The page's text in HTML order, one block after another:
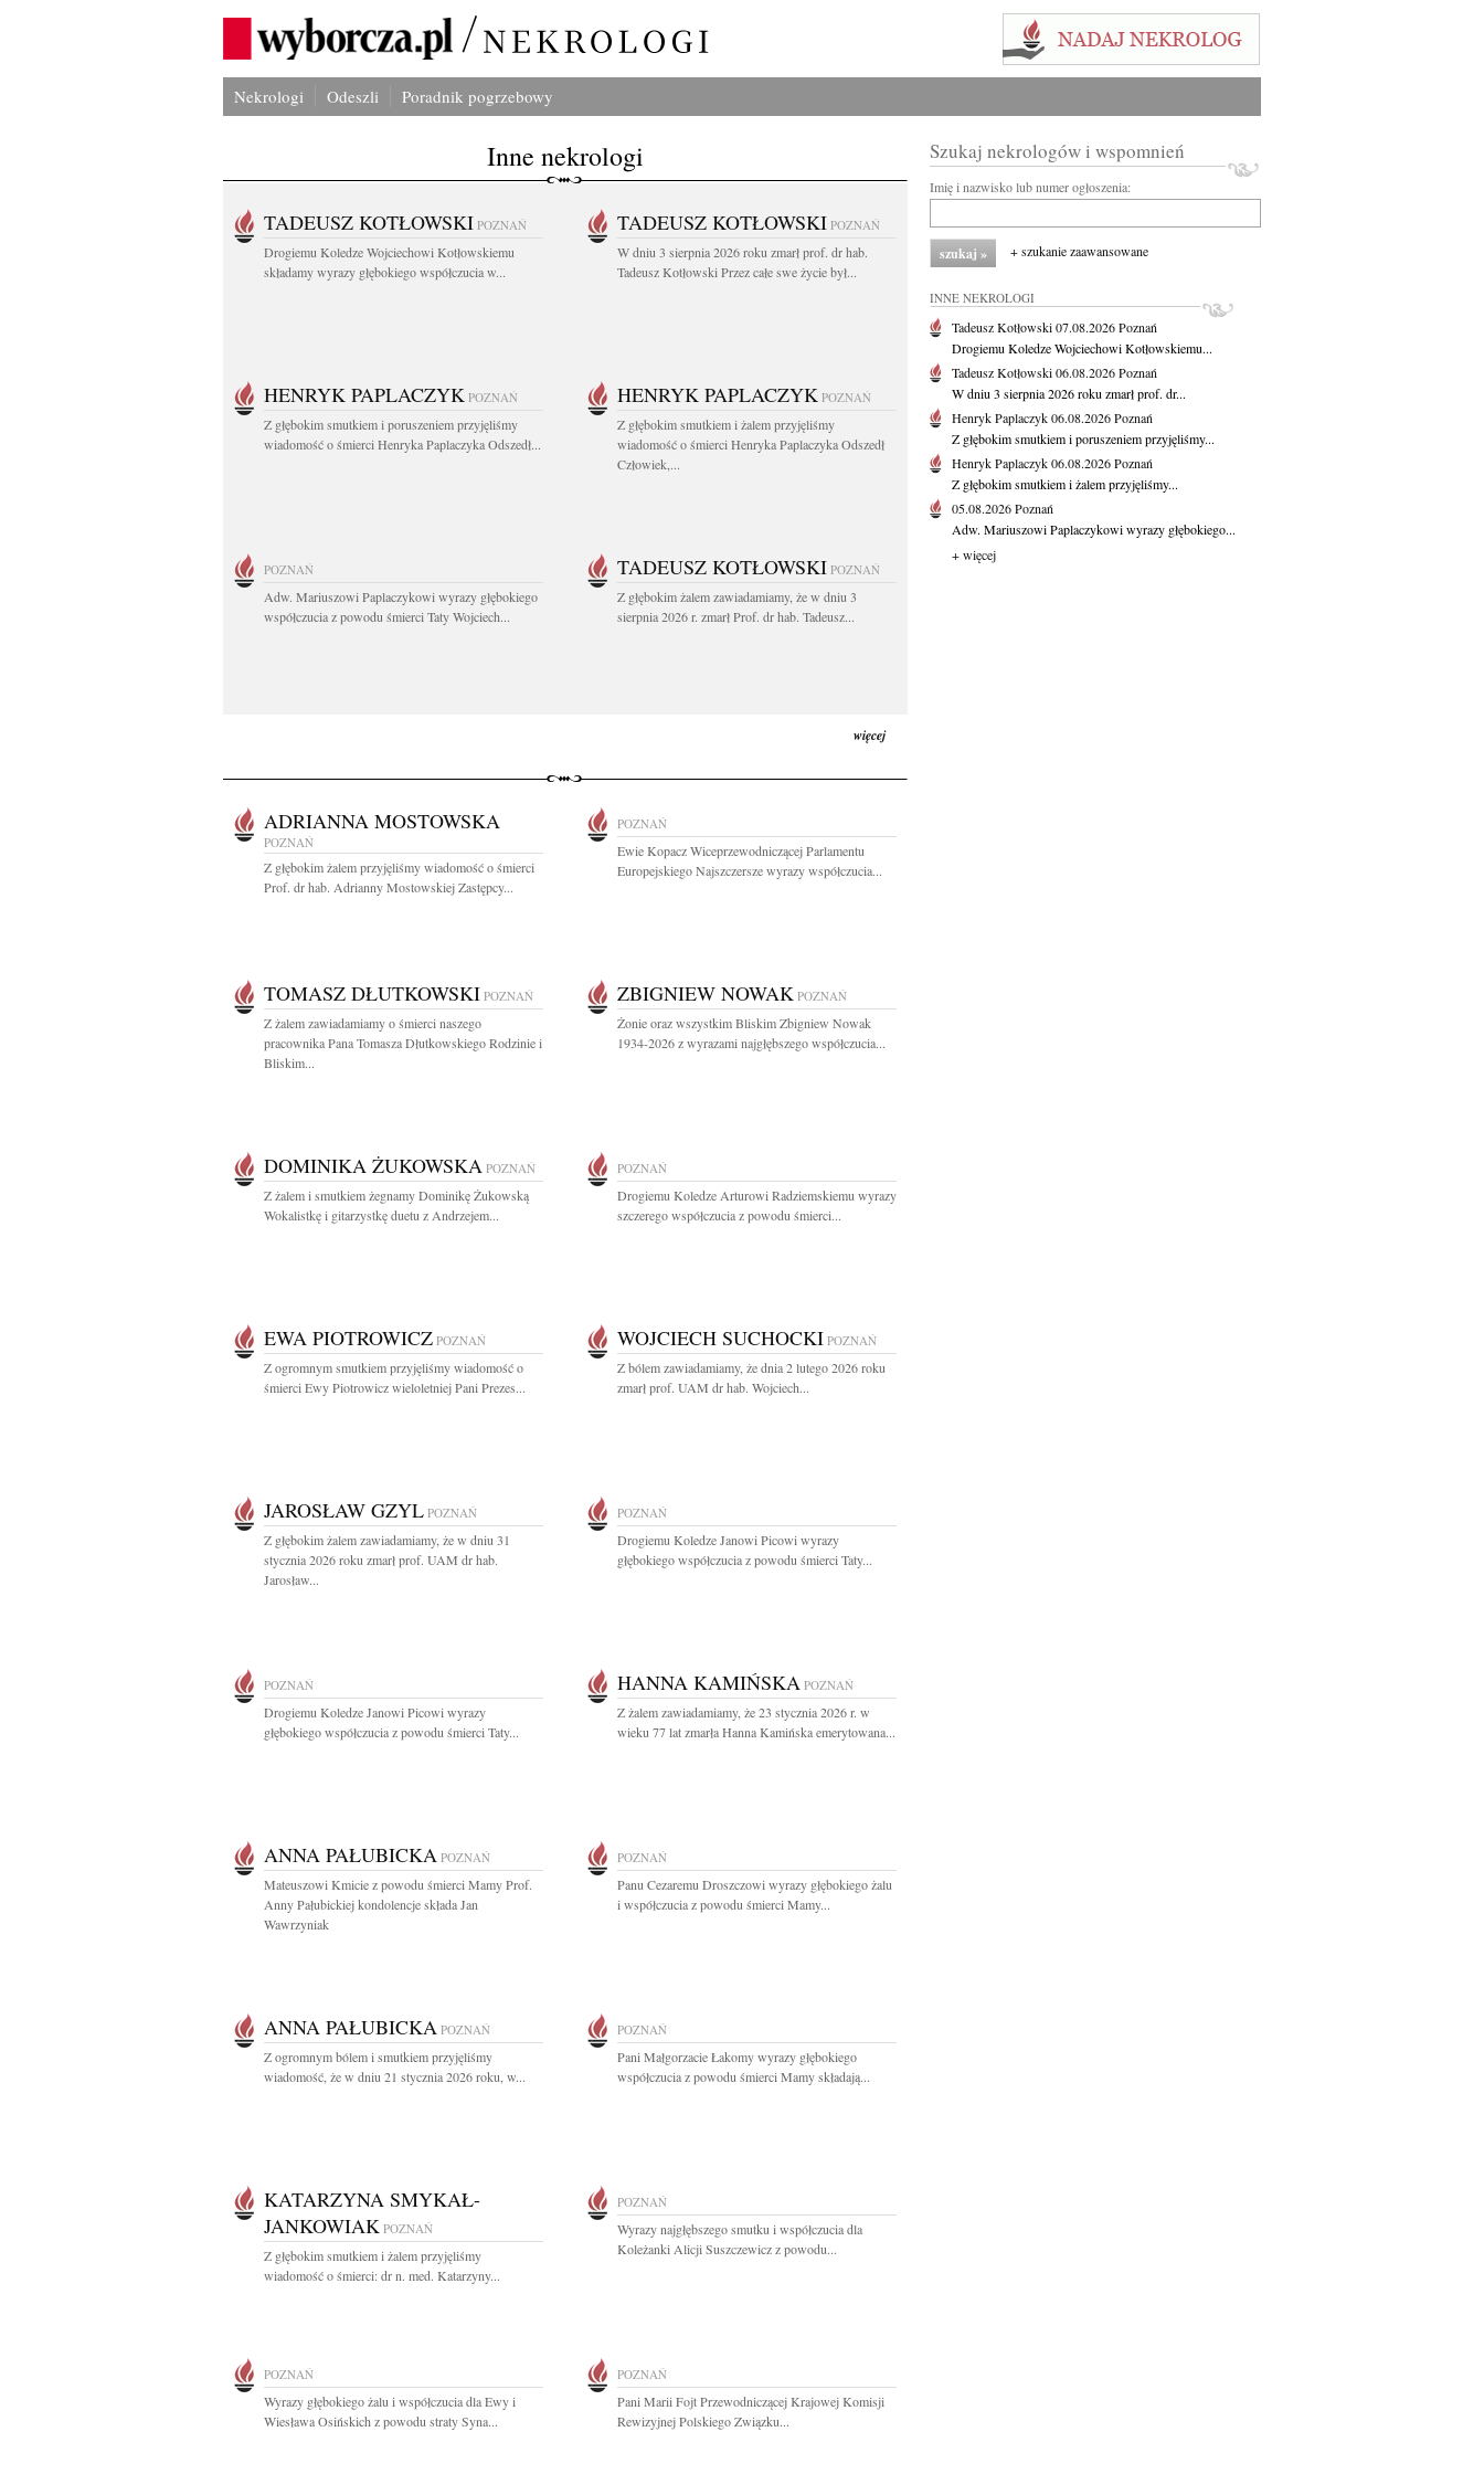
Nekrologi Odeszli Poradnik pogrzebowy
Inne nekrologi
TADEUSZ KOTŁOWSKI POZNAŃ
Drogiemu Koledze Wojciechowi Kotłowskiemu
składamy wyrazy głębokiego współczucia w...
TADEUSZ KOTŁOWSKI POZNAŃ
W dniu 3 sierpnia 2026 roku zmarł prof. dr hab.
Tadeusz Kotłowski Przez całe swe życie był...
HENRYK PAPLACZYK POZNAŃ
Z głębokim smutkiem i poruszeniem przyjęliśmy
wiadomość o śmierci Henryka Paplaczyka Odszedł...
HENRYK PAPLACZYK POZNAŃ
Z głębokim smutkiem i żalem przyjęliśmy
wiadomość o śmierci Henryka Paplaczyka Odszedł
Człowiek,...
POZNAŃ
Adw. Mariuszowi Paplaczykowi wyrazy głębokiego
współczucia z powodu śmierci Taty Wojciech...
TADEUSZ KOTŁOWSKI POZNAŃ
Z głębokim żalem zawiadamiamy, że w dniu 3
sierpnia 2026 r. zmarł Prof. dr hab. Tadeusz...
więcej
ADRIANNA MOSTOWSKA
POZNAŃ
Z głębokim żalem przyjęliśmy wiadomość o śmierci
Prof. dr hab. Adrianny Mostowskiej Zastępcy...
POZNAŃ
Ewie Kopacz Wiceprzewodniczącej Parlamentu
Europejskiego Najszczersze wyrazy współczucia...
TOMASZ DŁUTKOWSKI POZNAŃ
Z żalem zawiadamiamy o śmierci naszego
pracownika Pana Tomasza Dłutkowskiego Rodzinie i
Bliskim...
ZBIGNIEW NOWAK POZNAŃ
Żonie oraz wszystkim Bliskim Zbigniew Nowak
1934-2026 z wyrazami najgłębszego współczucia...
DOMINIKA ŻUKOWSKA POZNAŃ
Z żalem i smutkiem żegnamy Dominikę Żukowską
Wokalistkę i gitarzystkę duetu z Andrzejem...
POZNAŃ
Drogiemu Koledze Arturowi Radziemskiemu wyrazy
szczerego współczucia z powodu śmierci...
EWA PIOTROWICZ POZNAŃ
Z ogromnym smutkiem przyjęliśmy wiadomość o
śmierci Ewy Piotrowicz wieloletniej Pani Prezes...
WOJCIECH SUCHOCKI POZNAŃ
Z bólem zawiadamiamy, że dnia 2 lutego 2026 roku
zmarł prof. UAM dr hab. Wojciech...
JAROSŁAW GZYL POZNAŃ
Z głębokim żalem zawiadamiamy, że w dniu 31
stycznia 2026 roku zmarł prof. UAM dr hab.
Jarosław...
POZNAŃ
Drogiemu Koledze Janowi Picowi wyrazy
głębokiego współczucia z powodu śmierci Taty...
POZNAŃ
Drogiemu Koledze Janowi Picowi wyrazy
głębokiego współczucia z powodu śmierci Taty...
HANNA KAMIŃSKA POZNAŃ
Z żalem zawiadamiamy, że 23 stycznia 2026 r. w
wieku 77 lat zmarła Hanna Kamińska emerytowana...
ANNA PAŁUBICKA POZNAŃ
Mateuszowi Kmicie z powodu śmierci Mamy Prof.
Anny Pałubickiej kondolencje składa Jan
Wawrzyniak
POZNAŃ
Panu Cezaremu Droszczowi wyrazy głębokiego żalu
i współczucia z powodu śmierci Mamy...
ANNA PAŁUBICKA POZNAŃ
Z ogromnym bólem i smutkiem przyjęliśmy
wiadomość, że w dniu 21 stycznia 2026 roku, w...
POZNAŃ
Pani Małgorzacie Łakomy wyrazy głębokiego
współczucia z powodu śmierci Mamy składają...
KATARZYNA SMYKAŁ-
JANKOWIAK POZNAŃ
Z głębokim smutkiem i żalem przyjęliśmy
wiadomość o śmierci: dr n. med. Katarzyny...
POZNAŃ
Wyrazy najgłębszego smutku i współczucia dla
Koleżanki Alicji Suszczewicz z powodu...
POZNAŃ
Wyrazy głębokiego żalu i współczucia dla Ewy i
Wiesława Osińskich z powodu straty Syna...
POZNAŃ
Pani Marii Fojt Przewodniczącej Krajowej Komisji
Rewizyjnej Polskiego Związku...
Szukaj nekrologów i wspomnień
Imię i nazwisko lub numer ogłoszenia:
+ szukanie zaawansowane
INNE NEKROLOGI
Tadeusz Kotłowski07.08.2026Poznań
Drogiemu Koledze Wojciechowi Kotłowskiemu...
Tadeusz Kotłowski06.08.2026Poznań
W dniu 3 sierpnia 2026 roku zmarł prof. dr...
Henryk Paplaczyk06.08.2026Poznań
Z głębokim smutkiem i poruszeniem przyjęliśmy...
Henryk Paplaczyk06.08.2026Poznań
Z głębokim smutkiem i żalem przyjęliśmy...
05.08.2026Poznań
Adw. Mariuszowi Paplaczykowi wyrazy głębokiego...
+ więcej